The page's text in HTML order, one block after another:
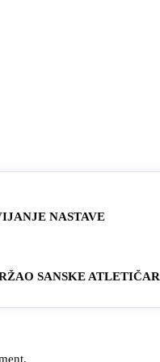
NASTAVE
SANSKE